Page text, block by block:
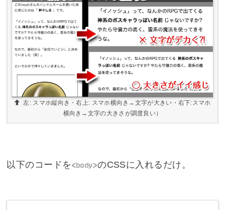
左: スマホ縦向き・右上: スマホ横向き→文字が大きい・右下:スマホ
横向き→文字の大きさが調度良い）
以下のコードを<body>のCSSに入れるだけ。